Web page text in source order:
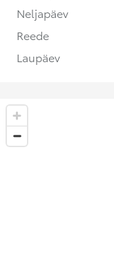
Neljapäev
Reede
Laupäev